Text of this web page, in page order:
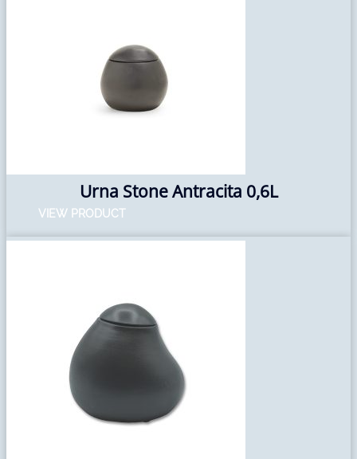
Urna Stone Antracita 0,6L
VIEW PRODUCT